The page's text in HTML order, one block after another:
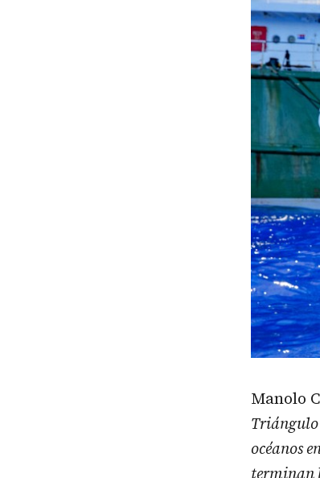
Manolo
Triángulo
océanos
terminan